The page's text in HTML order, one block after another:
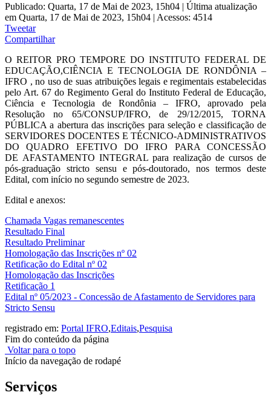
Publicado: Quarta, 17 de Mai de 2023, 15h04 | Última atualização
em Quarta, 17 de Mai de 2023, 15h04 | Acessos: 4514
Tweetar
Compartilhar
O REITOR PRO TEMPORE DO INSTITUTO FEDERAL DE
EDUCAÇÃO,CIÊNCIA E TECNOLOGIA DE RONDÔNIA –
IFRO , no uso de suas atribuições legais e regimentais estabelecidas
pelo Art. 67 do Regimento Geral do Instituto Federal de Educação,
Ciência e Tecnologia de Rondônia – IFRO, aprovado pela
Resolução no 65/CONSUP/IFRO, de 29/12/2015, TORNA
PÚBLICA a abertura das inscrições para seleção e classificação de
SERVIDORES DOCENTES E TÉCNICO-ADMINISTRATIVOS
DO QUADRO EFETIVO DO IFRO PARA CONCESSÃO
DE AFASTAMENTO INTEGRAL para realização de cursos de
pós-graduação stricto sensu e pós-doutorado, nos termos deste
Edital, com início no segundo semestre de 2023.
Edital e anexos:
Chamada Vagas remanescentes
Resultado Final
Resultado Preliminar
Homologação das Inscrições nº 02
Retificação do Edital nº 02
Homologação das Inscrições
Retificação 1
Edital nº 05/2023 - Concessão de Afastamento de Servidores para
Stricto Sensu
registrado em: Portal IFRO,Editais,Pesquisa
Fim do conteúdo da página
Voltar para o topo
Início da navegação de rodapé
Serviços